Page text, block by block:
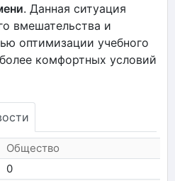
. Данная ситуация
вмешательства и
оптимизации учебного
комфортных условий
Общество
0